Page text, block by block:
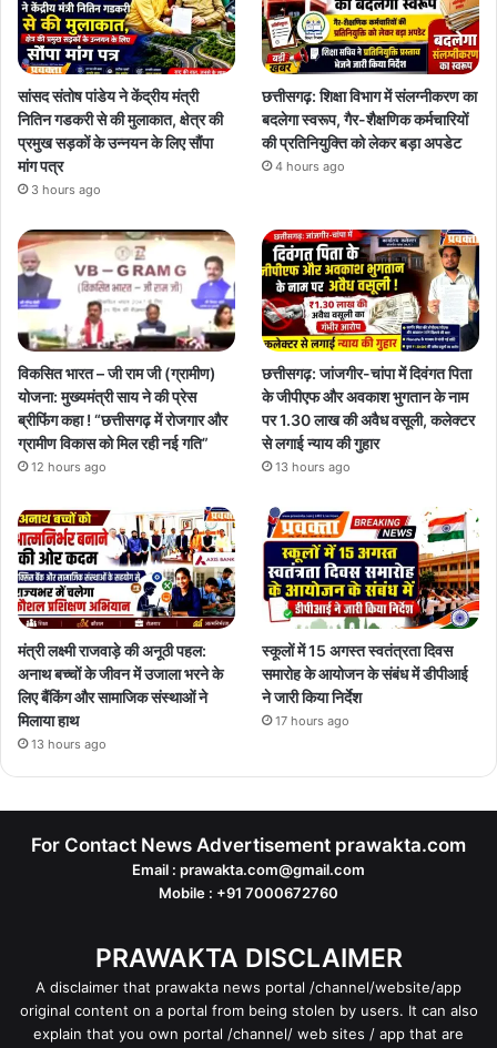
सांसद संतोष पांडेय ने केंद्रीय मंत्री
नितिन गडकरी से की मुलाकात, क्षेत्र की
प्रमुख सड़कों के उन्नयन के लिए सौंपा
मांग पत्र
3 hours ago
छत्तीसगढ़: शिक्षा विभाग में संलग्नीकरण का
बदलेगा स्वरूप, गैर-शैक्षणिक कर्मचारियों
की प्रतिनियुक्ति को लेकर बड़ा अपडेट
4 hours ago
विकसित भारत – जी राम जी (ग्रामीण)
योजना: मुख्यमंत्री साय ने की प्रेस
ब्रीफिंग कहा ! “छत्तीसगढ़ में रोजगार और
ग्रामीण विकास को मिल रही नई गति”
12 hours ago
छत्तीसगढ़: जांजगीर-चांपा में दिवंगत पिता
के जीपीएफ और अवकाश भुगतान के नाम
पर 1.30 लाख की अवैध वसूली, कलेक्टर
से लगाई न्याय की गुहार
13 hours ago
मंत्री लक्ष्मी राजवाड़े की अनूठी पहल:
अनाथ बच्चों के जीवन में उजाला भरने के
लिए बैंकिंग और सामाजिक संस्थाओं ने
मिलाया हाथ
13 hours ago
स्कूलों में 15 अगस्त स्वतंत्रता दिवस
समारोह के आयोजन के संबंध में डीपीआई
ने जारी किया निर्देश
17 hours ago
For Contact News Advertisement prawakta.com
Email : prawakta.com@gmail.com
Mobile : +91 7000672760
PRAWAKTA DISCLAIMER
A disclaimer that prawakta news portal /channel/website/app
original content on a portal from being stolen by users. It can also
explain that you own portal /channel/ web sites / app that are